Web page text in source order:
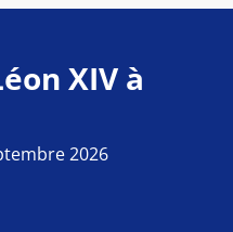
XIV à
2026